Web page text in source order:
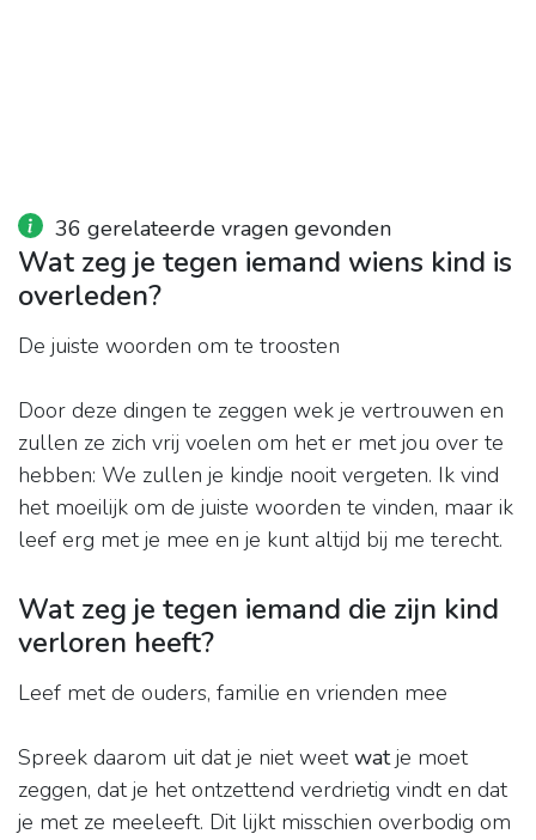
36 gerelateerde vragen gevonden
Wat zeg je tegen iemand wiens kind is
overleden?
De juiste woorden om te troosten
Door deze dingen te zeggen wek je vertrouwen en
zullen ze zich vrij voelen om het er met jou over te
hebben: We zullen je kindje nooit vergeten. Ik vind
het moeilijk om de juiste woorden te vinden, maar ik
leef erg met je mee en je kunt altijd bij me terecht.
Wat zeg je tegen iemand die zijn kind
verloren heeft?
Leef met de ouders, familie en vrienden mee
Spreek daarom uit dat je niet weetwatje moet
zeggen, dat je het ontzettend verdrietig vindt en dat
je met ze meeleeft. Dit lijkt misschien overbodig om